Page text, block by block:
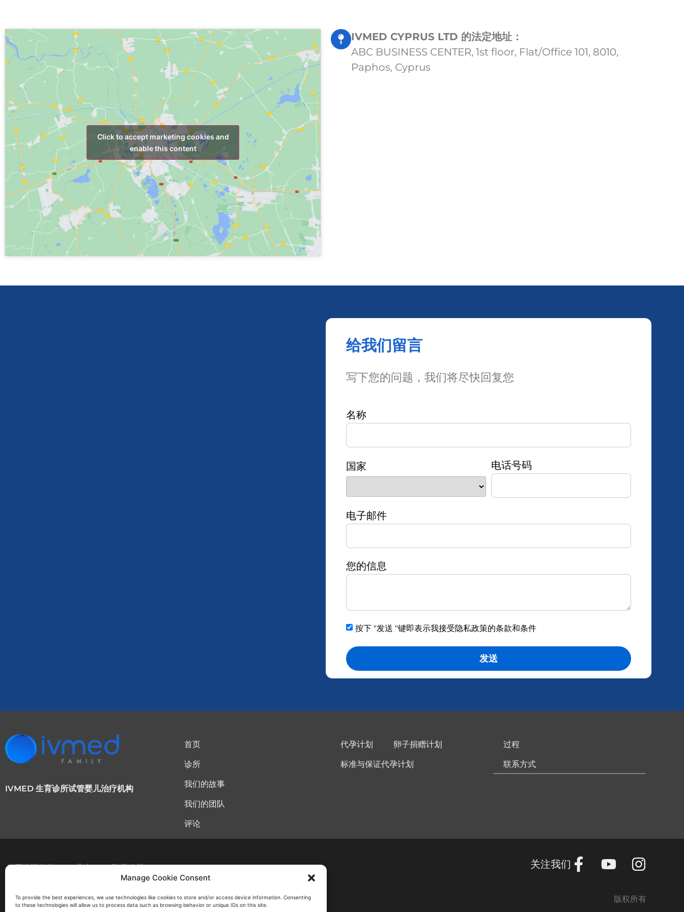
Manage Cookie Consent
To provide the best experiences, we use technologies like cookies to store and/or access device information. Consenting
to these technologies will allow us to process data such as browsing behavior or unique IDs on this site.
Click to accept marketing cookies and
enable this content
IVMED CYPRUS LTD 的法定地址：
ABC BUSINESS CENTER, 1st floor, Flat/Office 101, 8010,
Paphos, Сyprus
给我们留言
写下您的问题，我们将尽快回复您
名称
国家 电话号码
电子邮件
您的信息
按下 "发送 "键即表示我接受隐私政策的条款和条件
发送
IVMED 生育诊所试管婴儿治疗机构
首页
诊所
我们的故事
我们的团队
评论
代孕计划 卵子捐赠计划
标准与保证代孕计划
过程
联系方式
使用协议条款 曲奇 隐私政策 关注我们
版权所有